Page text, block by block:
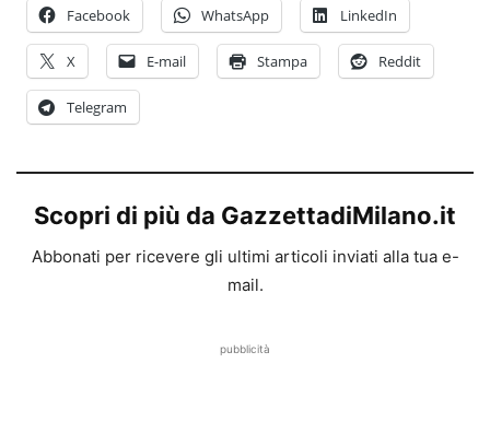
Facebook WhatsApp LinkedIn
X E-mail Stampa Reddit
Telegram
Scopri di più da GazzettadiMilano.it
Abbonati per ricevere gli ultimi articoli inviati alla tua e-
mail.
pubblicità